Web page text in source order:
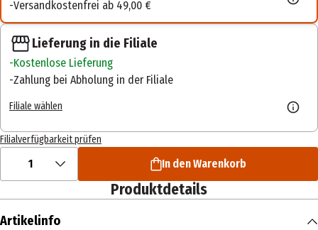
Versandkostenfrei ab 49,00 €
Lieferung in die Filiale
Kostenlose Lieferung
Zahlung bei Abholung in der Filiale
Filiale wählen
Filialverfügbarkeit prüfen
1 In den Warenkorb
Produktdetails
Artikelinfo